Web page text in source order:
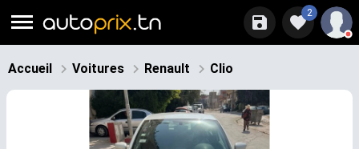
2
Accueil Voitures Renault Clio